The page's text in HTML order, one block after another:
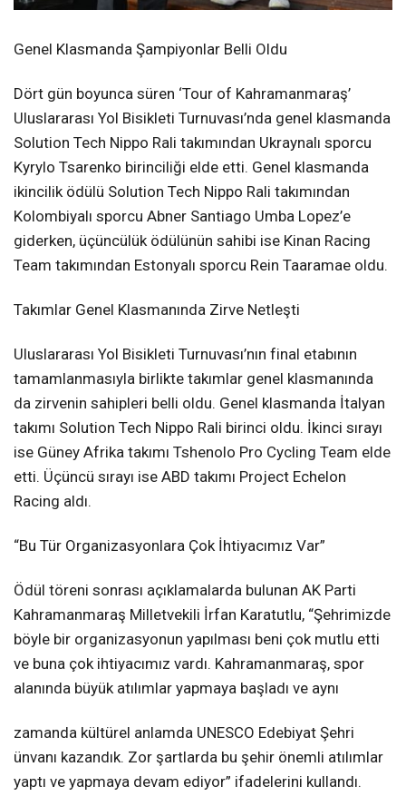
Genel Klasmanda Şampiyonlar Belli Oldu
Dört gün boyunca süren ‘Tour of Kahramanmaraş’
Uluslararası Yol Bisikleti Turnuvası’nda genel klasmanda
Solution Tech Nippo Rali takımından Ukraynalı sporcu
Kyrylo Tsarenko birinciliği elde etti. Genel klasmanda
ikincilik ödülü Solution Tech Nippo Rali takımından
Kolombiyalı sporcu Abner Santiago Umba Lopez’e
giderken, üçüncülük ödülünün sahibi ise Kinan Racing
Team takımından Estonyalı sporcu Rein Taaramae oldu.
Takımlar Genel Klasmanında Zirve Netleşti
Uluslararası Yol Bisikleti Turnuvası’nın final etabının
tamamlanmasıyla birlikte takımlar genel klasmanında
da zirvenin sahipleri belli oldu. Genel klasmanda İtalyan
takımı Solution Tech Nippo Rali birinci oldu. İkinci sırayı
ise Güney Afrika takımı Tshenolo Pro Cycling Team elde
etti. Üçüncü sırayı ise ABD takımı Project Echelon
Racing aldı.
“Bu Tür Organizasyonlara Çok İhtiyacımız Var”
Ödül töreni sonrası açıklamalarda bulunan AK Parti
Kahramanmaraş Milletvekili İrfan Karatutlu, “Şehrimizde
böyle bir organizasyonun yapılması beni çok mutlu etti
ve buna çok ihtiyacımız vardı. Kahramanmaraş, spor
alanında büyük atılımlar yapmaya başladı ve aynı
zamanda kültürel anlamda UNESCO Edebiyat Şehri
ünvanı kazandık. Zor şartlarda bu şehir önemli atılımlar
yaptı ve yapmaya devam ediyor” ifadelerini kullandı.